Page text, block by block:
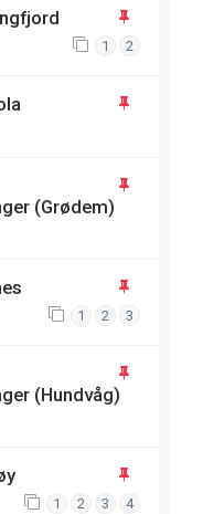
1 2
(Grødem)
1 2 3
(Hundvåg)
1 2 3 4